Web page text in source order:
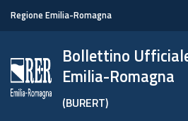
Regione Emilia-Romagna
Bollettino
Emilia-Romagna
(BURERT)